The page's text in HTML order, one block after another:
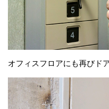
オフィスフロアにも再びド